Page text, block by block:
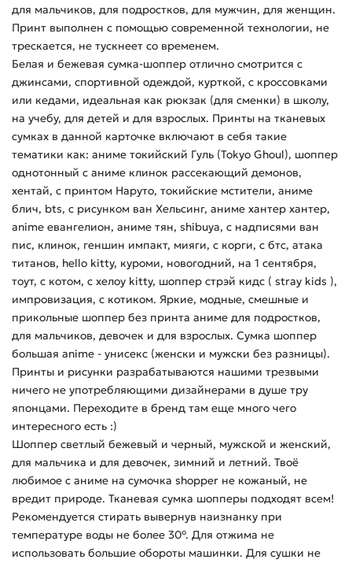
для мальчиков, для подростков, для мужчин, для женщин.
Принт выполнен с помощью современной технологии, не
трескается, не тускнеет со временем.
Белая и бежевая сумка-шоппер отлично смотрится с
джинсами, спортивной одеждой, курткой, с кроссовками
или кедами, идеальная как рюкзак (для сменки) в школу,
на учебу, для детей и для взрослых. Принты на тканевых
сумках в данной карточке включают в себя такие
тематики как: аниме токийский Гуль (Tokyo Ghoul), шоппер
однотонный с аниме клинок рассекающий демонов,
хентай, с принтом Наруто, токийские мстители, аниме
блич, bts, с рисунком ван Хельсинг, аниме хантер хантер,
anime евангелион, аниме тян, shibuya, с надписями ван
пис, клинок, геншин импакт, мияги, с корги, с бтс, атака
титанов, hello kitty, куроми, новогодний, на 1 сентября,
тоут, с котом, с хелоу kitty, шоппер стрэй кидс ( stray kids ),
импровизация, с котиком. Яркие, модные, смешные и
прикольные шоппер без принта аниме для подростков,
для мальчиков, девочек и для взрослых. Сумка шоппер
большая anime - унисекс (женски и мужски без разницы).
Принты и рисунки разрабатываются нашими трезвыми
ничего не употребляющими дизайнерами в душе тру
японцами. Переходите в бренд там еще много чего
интересного есть :)
Шоппер светлый бежевый и черный, мужской и женский,
для мальчика и для девочек, зимний и летний. Твоё
любимое с аниме на сумочка shopper не кожаный, не
вредит природе. Тканевая сумка шопперы подходят всем!
Рекомендуется стирать вывернув наизнанку при
температуре воды не более 30°. Для отжима не
использовать большие обороты машинки. Для сушки не